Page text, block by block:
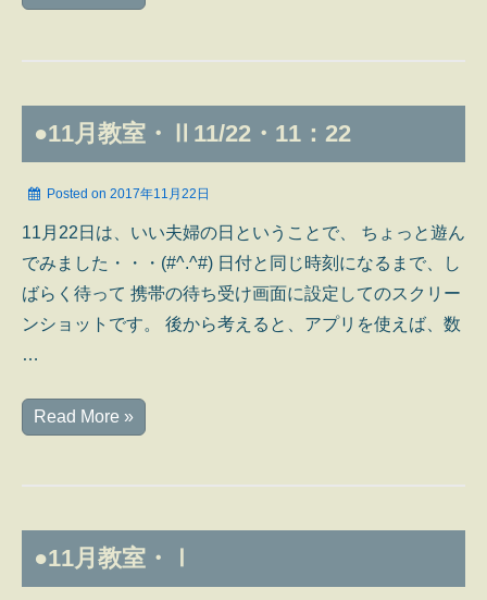
Ⅰ
●11月教室・Ⅱ11/22・11：22
Posted on 2017年11月22日
11月22日は、いい夫婦の日ということで、 ちょっと遊ん
でみました・・・(#^.^#) 日付と同じ時刻になるまで、し
ばらく待って 携帯の待ち受け画面に設定してのスクリー
ンショットです。 後から考えると、アプリを使えば、数
…
●11
11：
Read More »
●11月教室・Ⅰ